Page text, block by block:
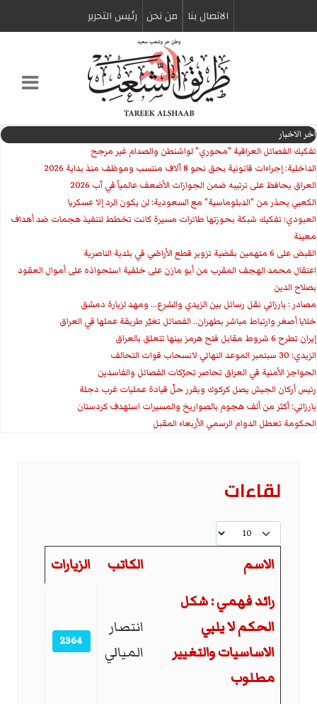
الاتصال بنا من نحن رئیس التحریر
اخر الاخبار
تفكيك الفصائل العراقية "محوري" لواشنطن والصدام غير مرجح
الداخلية: إجراءات قانونية بحق نحو 8 آلاف منتسب وموظف منذ بداية 2026
العراق يحافظ على ترتيبه ضمن الجوازات الأضعف عالمياً في آب 2026
الكعبي يحذر من "الدبلوماسية" مع السعودية: لن يكون الرد إلا عسكريا
العبودي: تفكيك شبكة بحوزتها طائرات مسيرة كانت تخطط لتنفيذ هجمات ضد أهداف
معينة
القبض على 6 متهمين بقضية تزوير قطع الأراضي في بلدية الناصرية
اعتقال محمد الهجف المقرب من أبو مازن على خلفية استحواذه على أموال العقود
بصلاح الدين
مصادر : بارزاني نقل رسائل بين الزيدي والشرع... ومهد لزيارة دمشق
خلايا أصغر وارتباط مباشر بطهران.. الفصائل تغيّر طريقة عملها في العراق
إيران تطرح 6 شروط مقابل فتح هرمز بينها تتعلق بالعراق
الزيدي: 30 سبتمبر الموعد النهائي لانسحاب قوات التحالف
الحواجز الأمنية في العراق تحاصر تحرّكات الفصائل والفاسدين
رئيس أركان الجيش يصل كركوك ويقرر حلّ قيادة عمليات غرب دجلة
بارزاني: أكثر من ألف هجوم بالصواريخ والمسيرات استهدف كردستان
الحكومة تعطل الدوام الرسمي الأربعاء المقبل
لقاءات
عدد الإظهارات:
المقالات
الاسم الكاتب
الزيارات
رائد فهمي : شكل
الحكم لا يلبي
الاساسيات والتغيير
مطلوب
انتصار
الميالي
2364